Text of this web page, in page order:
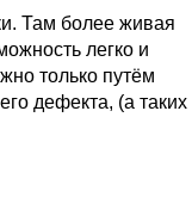
Там более живая
легко и
только путём
дефекта, (а таких